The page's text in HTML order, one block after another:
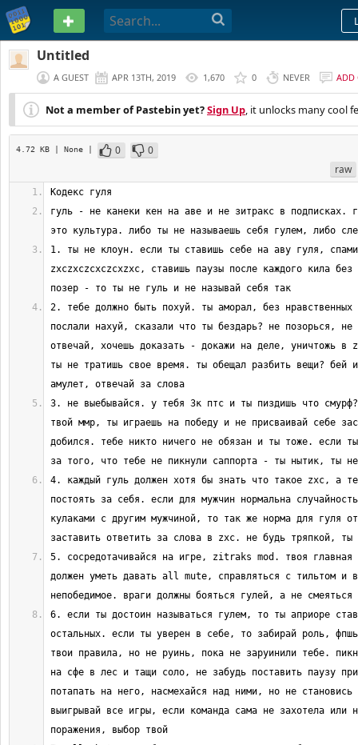
PASTEBIN
Untitled
A GUEST APR 13TH, 2019 1,670 0 NEVER ADD
Not a member of Pastebin yet?Sign Up, it unlocks many cool
4.72 KB | None | 0
0
raw
гуль - не канеки кен на аве и не зитракс в подписках.
1. ты не клоун. если ты ставишь себе на аву гуля,
zxczxczcxczcxzxc, ставишь паузы после каждого кила без
2. тебе должно быть похуй. ты аморал, без нравственных
послали нахуй, сказали что ты бездарь? не позорься, не
отвечай, хочешь доказать - докажи на деле, уничтожь в
ты не тратишь свое время. ты обещал разбить вещи? бей
3. не выебывайся. у тебя 3к птс и ты пиздишь что
твой ммр, ты играешь на победу и не присваивай себе
добился. тебе никто ничего не обязан и ты тоже. если
4. каждый гуль должен хотя бы знать что такое zxc, а
постоять за себя. если для мужчин нормальна
кулаками с другим мужчиной, то так же норма для гуля
5. сосредотачивайся на игре, zitraks mod. твоя главная
должен уметь давать all mute, справляться с тильтом и
6. если ты достоин называться гулем, то ты априоре
остальных. если ты уверен в себе, то забирай роль,
твои правила, но не руинь, пока не заруинили тебе.
на сфе в лес и тащи соло, не забудь поставить паузу
потапать на него, насмехайся над ними, но не становись
выигрывай все игры, если команда сама не захотела или